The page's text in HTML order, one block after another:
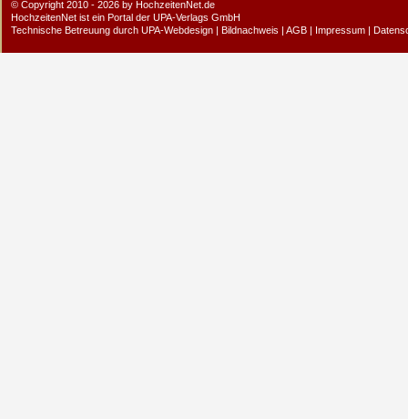
© Copyright 2010 - 2026 by HochzeitenNet.de
HochzeitenNet ist ein Portal der UPA-Verlags GmbH
Technische Betreuung durch UPA-Webdesign | Bildnachweis | AGB | Impressum |